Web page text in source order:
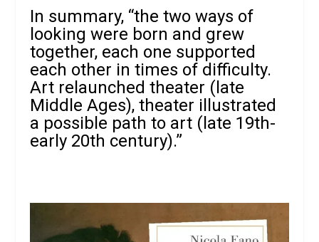
In summary, “the two ways of
looking were born and grew
together, each one supported
each other in times of difficulty.
Art relaunched theater (late
Middle Ages), theater illustrated
a possible path to art (late 19th-
early 20th century).”